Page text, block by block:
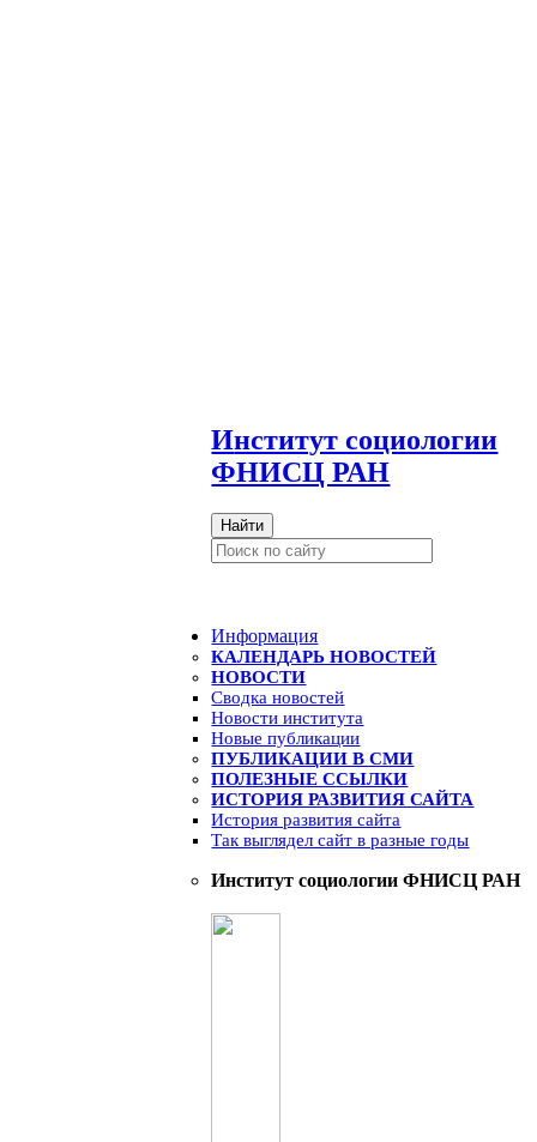
Институт социологии
ФНИСЦ РАН
Найти
Информация
КАЛЕНДАРЬ НОВОСТЕЙ
НОВОСТИ
Сводка новостей
Новости института
Новые публикации
ПУБЛИКАЦИИ В СМИ
ПОЛЕЗНЫЕ ССЫЛКИ
ИСТОРИЯ РАЗВИТИЯ САЙТА
История развития сайта
Так выглядел сайт в разные годы
Институт социологии ФНИСЦ РАН